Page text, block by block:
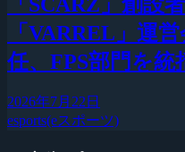
「VARREL」運
任、FPS部門を統
2026年7月22日
esports(eスポーツ)